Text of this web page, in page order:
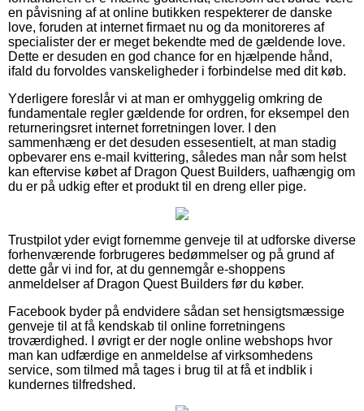
en påvisning af at online butikken respekterer de danske
love, foruden at internet firmaet nu og da monitoreres af
specialister der er meget bekendte med de gældende love.
Dette er desuden en god chance for en hjælpende hånd,
ifald du forvoldes vanskeligheder i forbindelse med dit køb.
Yderligere foreslår vi at man er omhyggelig omkring de
fundamentale regler gældende for ordren, for eksempel den
returneringsret internet forretningen lover. I den
sammenhæng er det desuden essesentielt, at man stadig
opbevarer ens e-mail kvittering, således man når som helst
kan eftervise købet af Dragon Quest Builders, uafhængig om
du er på udkig efter et produkt til en dreng eller pige.
Trustpilot yder evigt fornemme genveje til at udforske diverse
forhenværende forbrugeres bedømmelser og på grund af
dette går vi ind for, at du gennemgår e-shoppens
anmeldelser af Dragon Quest Builders før du køber.
Facebook byder på endvidere sådan set hensigtsmæssige
genveje til at få kendskab til online forretningens
troværdighed. I øvrigt er der nogle online webshops hvor
man kan udfærdige en anmeldelse af virksomhedens
service, som tilmed må tages i brug til at få et indblik i
kundernes tilfredshed.